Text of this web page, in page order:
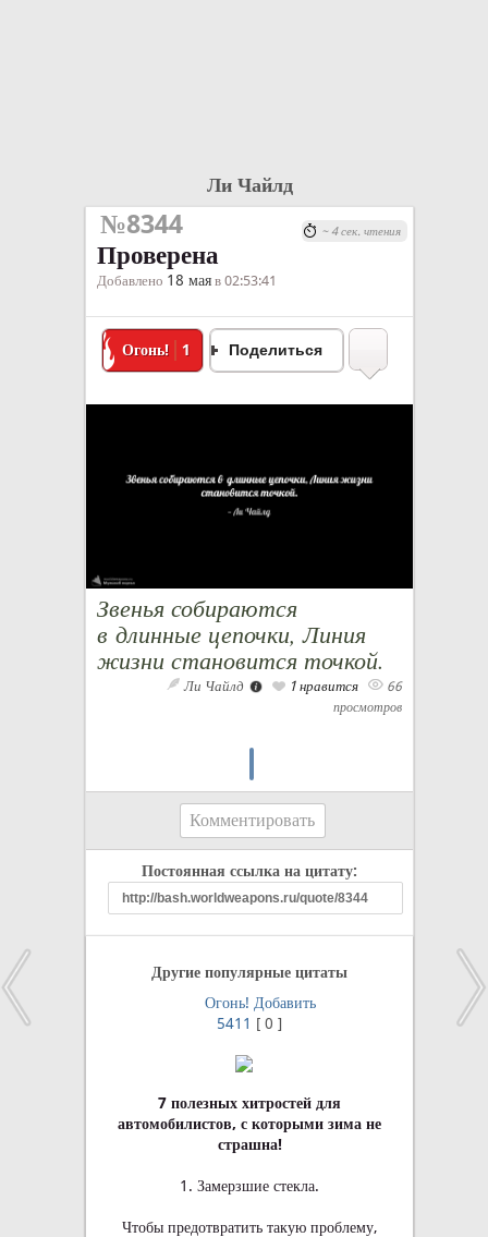
Ли Чайлд
№8344
Проверена
Добавлено 18 мая в 02:53:41
Огонь! 1 Поделиться
Звенья собираются
в длинные цепочки, Линия
жизни становится точкой.
Ли Чайлд 1 нравится
66
просмотров
~ 4 сек. чтения
Комментировать
Постоянная ссылка на цитату:
Другие популярные цитаты
Огонь! Добавить
5411 [ 0 ]
7 полезных хитростей для
автомобилистов, с которыми зима не
страшна!
1. Замерзшие стекла.
Чтобы предотвратить такую проблему,